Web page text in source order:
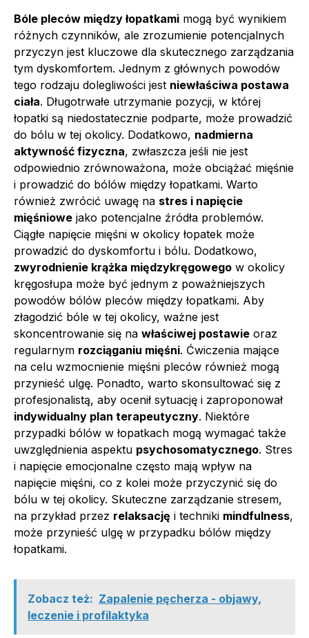
Bóle pleców między łopatkami mogą być wynikiem
różnych czynników, ale zrozumienie potencjalnych
przyczyn jest kluczowe dla skutecznego zarządzania
tym dyskomfortem. Jednym z głównych powodów
tego rodzaju dolegliwości jest niewłaściwa postawa
ciała. Długotrwałe utrzymanie pozycji, w której
łopatki są niedostatecznie podparte, może prowadzić
do bólu w tej okolicy. Dodatkowo, nadmierna
aktywność fizyczna, zwłaszcza jeśli nie jest
odpowiednio zrównoważona, może obciążać mięśnie
i prowadzić do bólów między łopatkami. Warto
również zwrócić uwagę na stres i napięcie
mięśniowe jako potencjalne źródła problemów.
Ciągłe napięcie mięśni w okolicy łopatek może
prowadzić do dyskomfortu i bólu. Dodatkowo,
zwyrodnienie krążka międzykręgowego w okolicy
kręgosłupa może być jednym z poważniejszych
powodów bólów pleców między łopatkami. Aby
złagodzić bóle w tej okolicy, ważne jest
skoncentrowanie się na właściwej postawie oraz
regularnym rozciąganiu mięśni. Ćwiczenia mające
na celu wzmocnienie mięśni pleców również mogą
przynieść ulgę. Ponadto, warto skonsultować się z
profesjonalistą, aby ocenił sytuację i zaproponował
indywidualny plan terapeutyczny. Niektóre
przypadki bólów w łopatkach mogą wymagać także
uwzględnienia aspektu psychosomatycznego. Stres
i napięcie emocjonalne często mają wpływ na
napięcie mięśni, co z kolei może przyczynić się do
bólu w tej okolicy. Skuteczne zarządzanie stresem,
na przykład przez relaksację i techniki mindfulness,
może przynieść ulgę w przypadku bólów między
łopatkami.
Zobacz też: Zapalenie pęcherza - objawy,
leczenie i profilaktyka